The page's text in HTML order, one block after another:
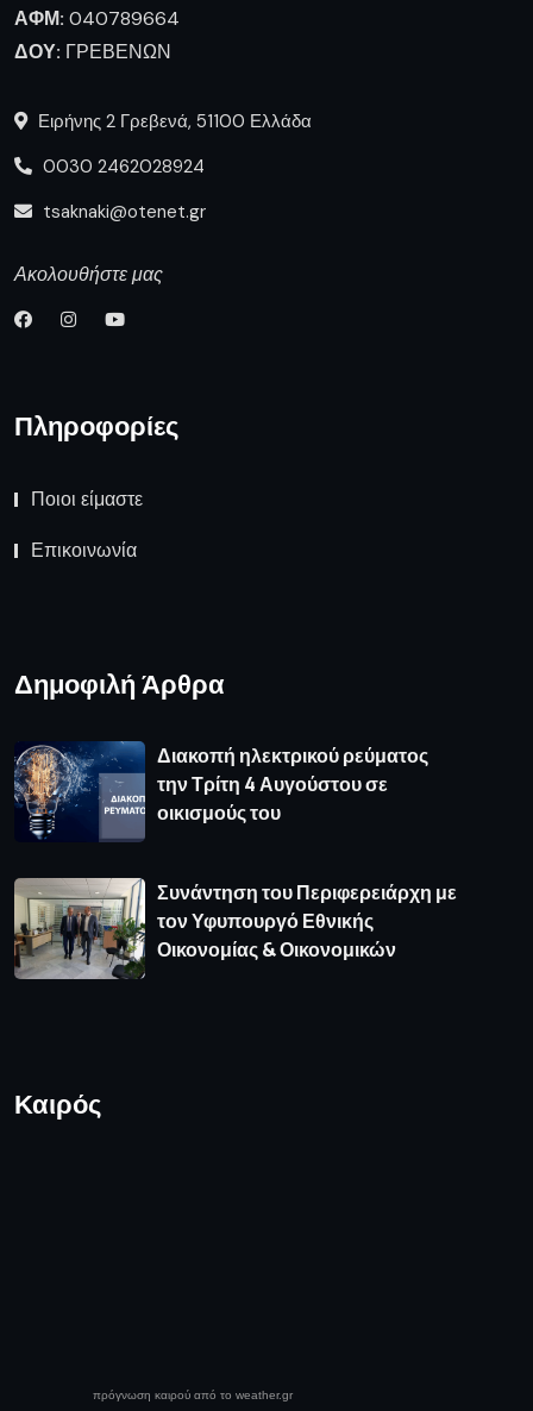
ΑΦΜ: 040789664
ΔΟΥ: ΓΡΕΒΕΝΩΝ
Ειρήνης 2 Γρεβενά, 51100 Ελλάδα
0030 2462028924
tsaknaki@otenet.gr
Ακολουθήστε μας
Πληροφορίες
Ποιοι είμαστε
Επικοινωνία
Δημοφιλή Άρθρα
Διακοπή ηλεκτρικού ρεύματος
την Τρίτη 4 Αυγούστου σε
οικισμούς του
Συνάντηση του Περιφερειάρχη με
τον Υφυπουργό Εθνικής
Οικονομίας & Οικονομικών
Καιρός
πρόγνωση καιρού από το weather.gr